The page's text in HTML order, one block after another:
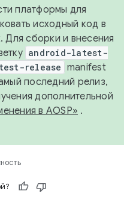
платформы для
исходный код в
Для сборки и внесения
android-latest-
release manifest
последний релиз,
дополнительной
в AOSP» .